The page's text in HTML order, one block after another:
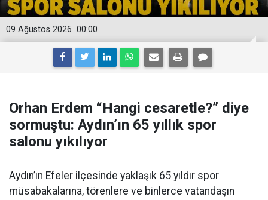
00:00
09 Ağustos 2026
Orhan Erdem “Hangi cesaretle?” diye
sormuştu: Aydın’ın 65 yıllık spor
salonu yıkılıyor
Aydın’ın Efeler ilçesinde yaklaşık 65 yıldır spor
müsabakalarına, törenlere ve binlerce vatandaşın